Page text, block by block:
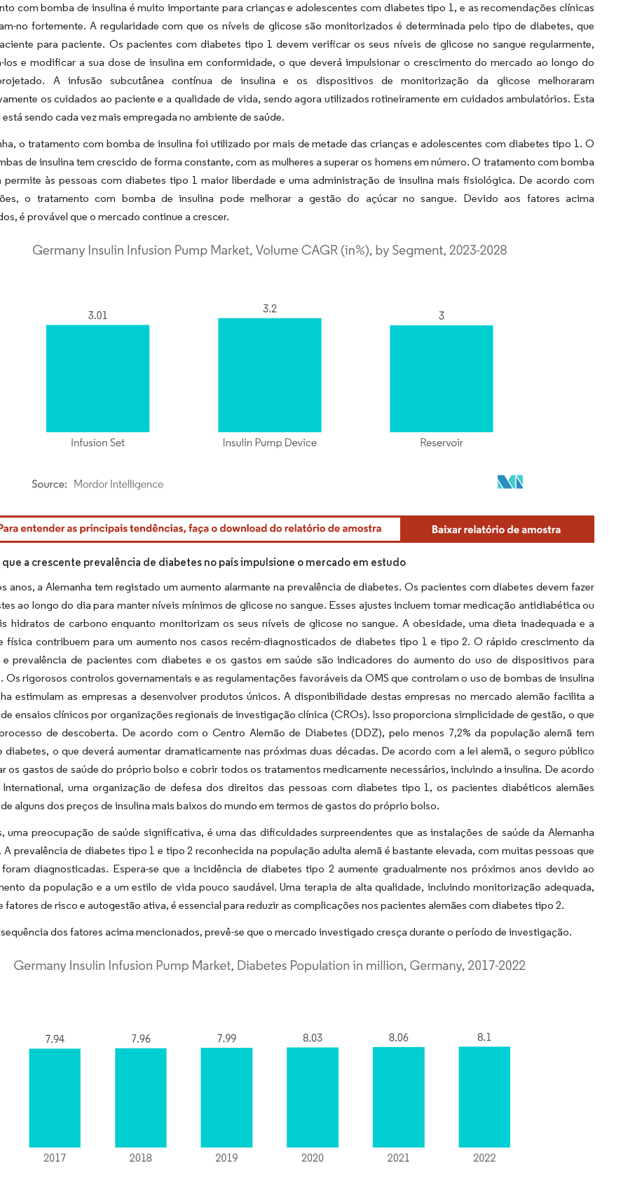
com bomba de insulina é muito importante para crianças e adolescentes com diabetes tipo 1, e as recomendações clínicas
no fortemente. A regularidade com que os níveis de glicose são monitorizados é determinada pelo tipo de diabetes, que
para paciente. Os pacientes com diabetes tipo 1 devem verificar os seus níveis de glicose no sangue regularmente,
los e modificar a sua dose de insulina em conformidade, o que deverá impulsionar o crescimento do mercado ao longo do
A infusão subcutânea contínua de insulina e os dispositivos de monitorização da glicose melhoraram
os cuidados ao paciente e a qualidade de vida, sendo agora utilizados rotineiramente em cuidados ambulatórios. Esta
sendo cada vez mais empregada no ambiente de saúde.
o tratamento com bomba de insulina foi utilizado por mais de metade das crianças e adolescentes com diabetes tipo 1. O
de insulina tem crescido de forma constante, com as mulheres a superar os homens em número. O tratamento com bomba
permite às pessoas com diabetes tipo 1 maior liberdade e uma administração de insulina mais fisiológica. De acordo com
o tratamento com bomba de insulina pode melhorar a gestão do açúcar no sangue. Devido aos fatores acima
é provável que o mercado continue a crescer.
Intelligence. O reuso requer atribuição conforme CC BY 4.0.
que a crescente prevalência de diabetes no país impulsione o mercado em estudo
anos, a Alemanha tem registado um aumento alarmante na prevalência de diabetes. Os pacientes com diabetes devem fazer
ao longo do dia para manter níveis mínimos de glicose no sangue. Esses ajustes incluem tomar medicação antidiabética ou
hidratos de carbono enquanto monitorizam os seus níveis de glicose no sangue. A obesidade, uma dieta inadequada e a
física contribuem para um aumento nos casos recém-diagnosticados de diabetes tipo 1 e tipo 2. O rápido crescimento da
prevalência de pacientes com diabetes e os gastos em saúde são indicadores do aumento do uso de dispositivos para
Os rigorosos controlos governamentais e as regulamentações favoráveis da OMS que controlam o uso de bombas de insulina
estimulam as empresas a desenvolver produtos únicos. A disponibilidade destas empresas no mercado alemão facilita a
ensaios clínicos por organizações regionais de investigação clínica (CROs). Isso proporciona simplicidade de gestão, o que
de descoberta. De acordo com o Centro Alemão de Diabetes (DDZ), pelo menos 7,2% da população alemã tem
diabetes, o que deverá aumentar dramaticamente nas próximas duas décadas. De acordo com a lei alemã, o seguro público
os gastos de saúde do próprio bolso e cobrir todos os tratamentos medicamente necessários, incluindo a insulina. De acordo
uma organização de defesa dos direitos das pessoas com diabetes tipo 1, os pacientes diabéticos alemães
alguns dos preços de insulina mais baixos do mundo em termos de gastos do próprio bolso.
uma preocupação de saúde significativa, é uma das dificuldades surpreendentes que as instalações de saúde da Alemanha
A prevalência de diabetes tipo 1 e tipo 2 reconhecida na população adulta alemã é bastante elevada, com muitas pessoas que
diagnosticadas. Espera-se que a incidência de diabetes tipo 2 aumente gradualmente nos próximos anos devido ao
da população e a um estilo de vida pouco saudável. Uma terapia de alta qualidade, incluindo monitorização adequada,
fatores de risco e autogestão ativa, é essencial para reduzir as complicações nos pacientes alemães com diabetes tipo 2.
dos fatores acima mencionados, prevê-se que o mercado investigado cresça durante o período de investigação.